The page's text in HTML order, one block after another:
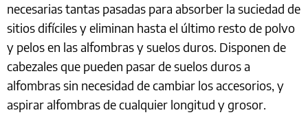
necesarias tantas pasadas para absorber la suciedad de
sitios difíciles y eliminan hasta el último resto de polvo
y pelos en las alfombras y suelos duros. Disponen de
cabezales que pueden pasar de suelos duros a
alfombras sin necesidad de cambiar los accesorios, y
aspirar alfombras de cualquier longitud y grosor.